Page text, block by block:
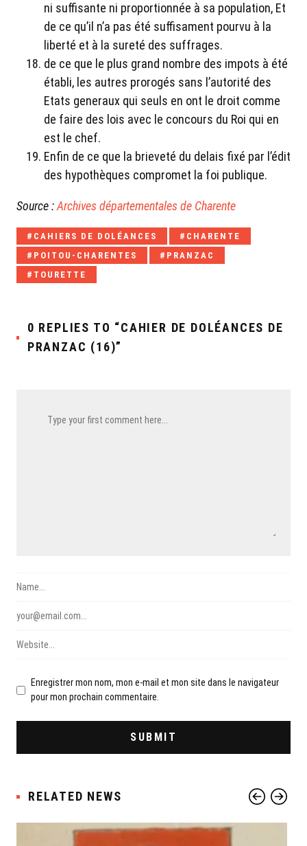
ni suffisante ni proportionnée à sa population, Et
de ce qu’il n’a pas été suffisament pourvu à la
liberté et à la sureté des suffrages.
de ce que le plus grand nombre des impots à été
établi, les autres prorogés sans l’autorité des
Etats generaux qui seuls en ont le droit comme
de faire des lois avec le concours du Roi qui en
est le chef.
Enfin de ce que la brieveté du delais fixé par l’édit
des hypothèques compromet la foi publique.
Source :Archives départementales de Charente
Tagged
with:
CAHIERS DE DOLÉANCES
CHARENTE
POITOU-CHARENTES
PRANZAC
TOURETTE
0 REPLIES TO “CAHIER DE DOLÉANCES DE
PRANZAC (16)”
Enregistrer mon nom, mon e-mail et mon site dans le navigateur
pour mon prochain commentaire.
RELATED NEWS